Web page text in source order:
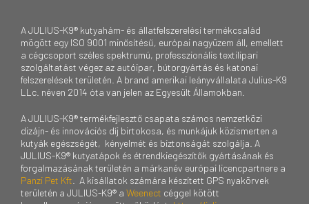
A JULIUS-K9® kutyahám- és állatfelszerelési termékcsalád
mögött egy ISO 9001 minősítésű, európai nagyüzem áll, emellett
a cégcsoport széles spektrumú, professzionális textilipari
szolgáltatást végez az autóipar, bútorgyártás és katonai
felszerelések területén. A brand amerikai leányvállalata Julius-K9
LLc. néven 2014 óta van jelen az Egyesült Államokban.
A JULIUS-K9® termékfejlesztő csapata számos nemzetközi
dizájn- és innovációs díj birtokosa, és munkájuk közismerten a
kutyák egészségét, kényelmét és biztonságát szolgálja. A
JULIUS-K9® kutyatápok és étrendkiegészítők gyártásának és
forgalmazásának területén a márkanév európai licencpartnere a
Panzi Pet Kft . A kisállatok számára készített GPS nyakörvek
területén a JULIUS-K9® a Weenect céggel kötött